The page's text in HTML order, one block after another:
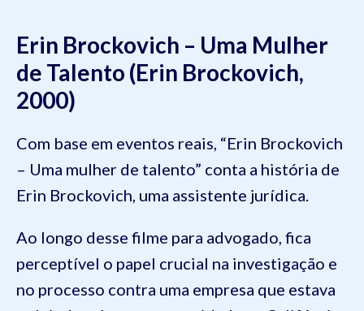
Erin Brockovich – Uma Mulher
de Talento (Erin Brockovich,
2000)
Com base em eventos reais, “Erin Brockovich
– Uma mulher de talento” conta a história de
Erin Brockovich, uma assistente jurídica.
Ao longo desse filme para advogado, fica
perceptível o papel crucial na investigação e
no processo contra uma empresa que estava